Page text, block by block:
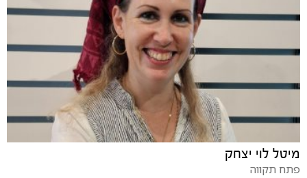
מיטל לוי יצחק
פתח תקווה